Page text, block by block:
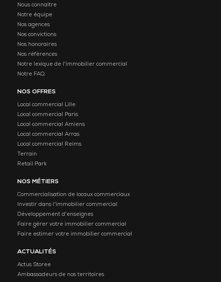
Nous connaitre
Notre équipe
Nos agences
Nos convictions
Nos honoraires
Nos références
Notre lexique de l'immobilier commercial
Notre FAQ
NOS OFFRES
Local commercial Lille
Local commercial Paris
Local commercial Amiens
Local commercial Arras
Local commercial Reims
Terrain
Retail Park
NOS MÉTIERS
Commercialisation de locaux commerciaux
Investir dans l'immobilier commercial
Développement d'enseignes
Faire gérer votre immobilier commercial
Faire estimer votre immobilier commercial
ACTUALITÉS
Actus Storee
Ambassadeurs de nos territoires